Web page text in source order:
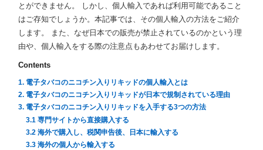
とができません。 しかし、個人輸入であれば利用可能であること
はご存知でしょうか。本記事では、その個人輸入の方法をご紹介
します。 また、なぜ日本での販売が禁止されているのかという理
由や、個人輸入をする際の注意点もあわせてお届けします。
Contents
1. 電子タバコのニコチン入りリキッドの個人輸入とは
2. 電子タバコのニコチン入りリキッドが日本で規制されている理由
3. 電子タバコのニコチン入りリキッドを入手する3つの方法
3.1 専門サイトから直接購入する
3.2 海外で購入し、税関申告後、日本に輸入する
3.3 海外の個人から輸入する